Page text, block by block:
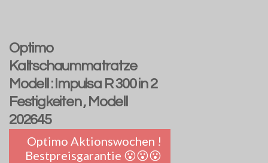
Optimo
Kaltschaummatratze
Modell : Impulsa R 300 in 2
Festigkeiten , Modell
202645
Optimo Aktionswochen !
Bestpreisgarantie 😮😮😮